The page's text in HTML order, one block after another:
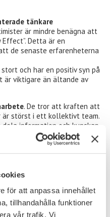
för att anpassa innehållet
tillhandahålla funktioner
vår trafik. Vi
tänkare
är mindre benägna att
Detta är en
de senaste erfarenheterna
och har en positiv syn på
är viktigare än ältande av
. De tror att kraften att
störst i ett kollektivt team.
information och kunskap
delta fullt ut i
ledare försöker få sina
tillsammans mot ett
chefer.Något
rekrytera. Vill du veta hur
vi mer!